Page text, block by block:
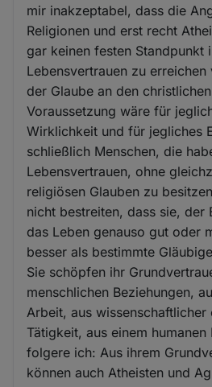
mir inakzeptabel, dass die
Religionen und erst recht
gar keinen festen Standpunkt
Lebensvertrauen zu
der Glaube an den
Voraussetzung wäre für
Wirklichkeit und für jegliches
schließlich Menschen, die
Lebensvertrauen, ohne
religiösen Glauben zu
nicht bestreiten, dass sie, der
das Leben genauso gut oder
besser als bestimmte
Sie schöpfen ihr
menschlichen Beziehungen,
Arbeit, aus
Tätigkeit, aus einem humanen
folgere ich: Aus ihrem
können auch Atheisten und